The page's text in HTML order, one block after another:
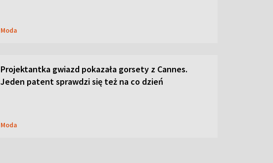
Moda
Projektantka gwiazd pokazała gorsety z Cannes.
Jeden patent sprawdzi się też na co dzień
Moda